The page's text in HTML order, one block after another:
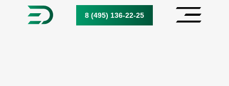
8 (495) 136-22-25
8 (495) 136-22-25